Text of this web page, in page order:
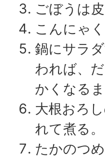
ごぼうは
こんにゃ
鍋にサラ
われば、
かくなる
大根おろ
れて煮る。
たかのつ